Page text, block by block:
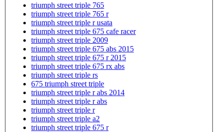
triumph street triple 765
triumph street triple 765 r
triumph street triple r usata
triumph street triple 675 cafe racer
triumph street triple 2009
triumph street triple 675 abs 2015
triumph street triple 675 r 2015
triumph street triple 675 rx abs
triumph street triple rs
675 triumph street triple
triumph street triple r abs 2014
triumph street triple r abs
triumph street triple r
triumph street triple a2
triumph street triple 675 r